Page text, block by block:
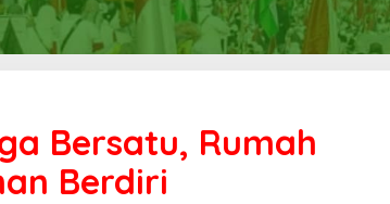
Bersatu, Rumah
Berdiri